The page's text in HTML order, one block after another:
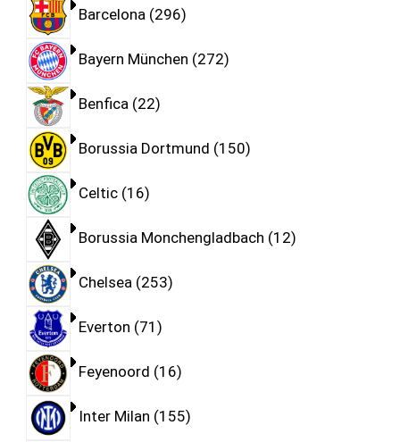
Barcelona 296
Bayern München 272
Benfica 22
Borussia Dortmund 150
Celtic 16
Borussia Monchengladbach 12
Chelsea 253
Everton 71
Feyenoord 16
Inter Milan 155